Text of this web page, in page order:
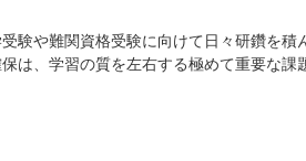
験や難関資格受験に向けて日々研鑽を積
は、学習の質を左右する極めて重要な課